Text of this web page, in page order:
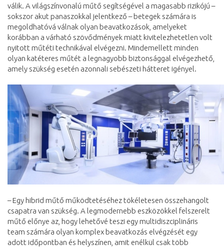
válik. A világszínvonalú műtő segítségével a magasabb rizikójú –
sokszor akut panaszokkal jelentkező – betegek számára is
megoldhatóvá válnak olyan beavatkozások, amelyeket
korábban a várható szövődmények miatt kivitelezhetetlen volt
nyitott műtéti technikával elvégezni. Mindemellett minden
olyan katéteres műtét a legnagyobb biztonsággal elvégezhető,
amely szükség esetén azonnali sebészeti hátteret igényel.
– Egy hibrid műtő működtetéséhez tökéletesen összehangolt
csapatra van szükség. A legmodernebb eszközökkel felszerelt
műtő előnye az, hogy lehetővé teszi egy multidiszciplináris
team számára olyan komplex beavatkozás elvégzését egy
adott időpontban és helyszínen, amit enélkül csak több